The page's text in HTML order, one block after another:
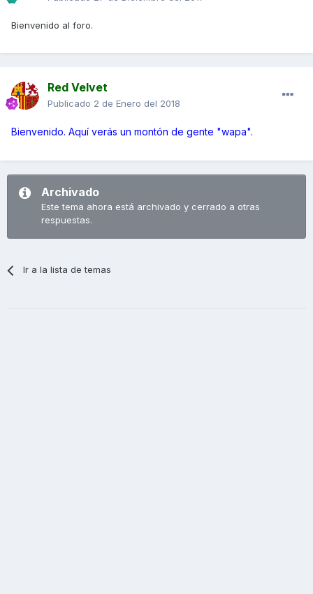
Bienvenido al foro.
Red Velvet
Publicado 2 de Enero del 2018
Bienvenido. Aquí verás un montón de gente "wapa".
Archivado
Este tema ahora está archivado y cerrado a otras
respuestas.
Ir a la lista de temas